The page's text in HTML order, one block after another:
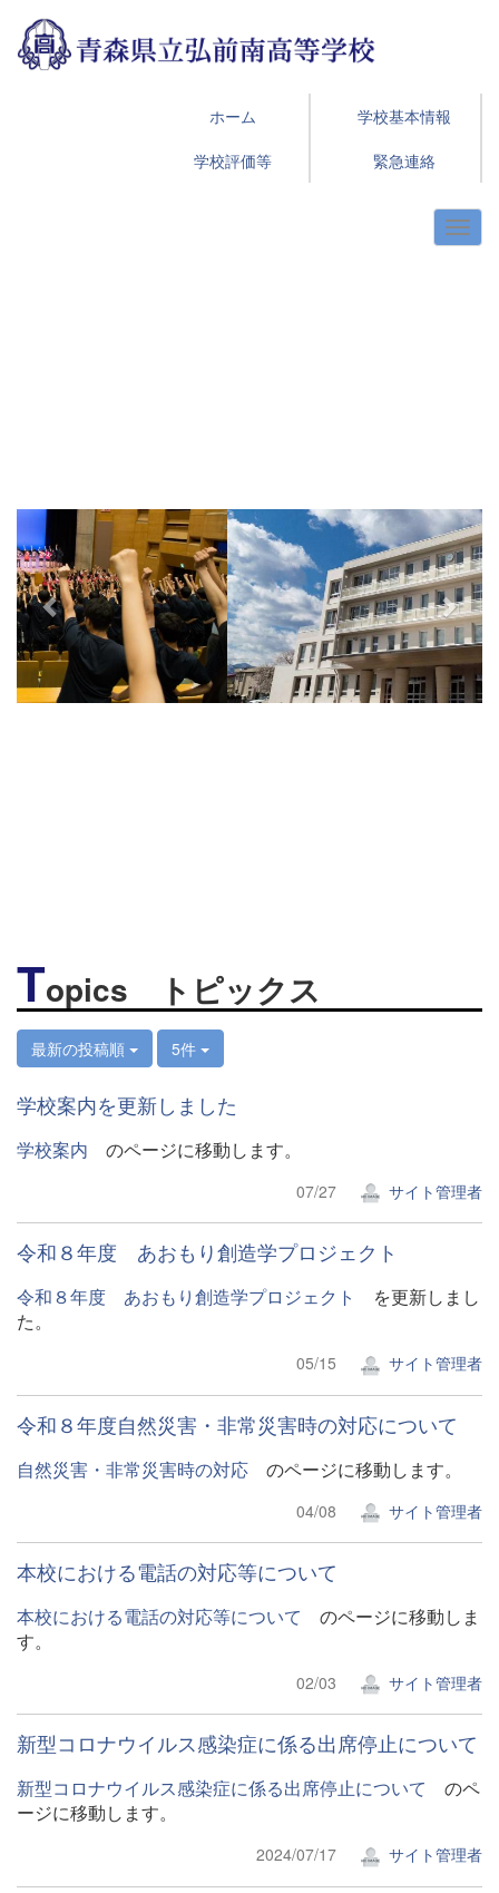
ホーム
学校基本情報
学校評価等
緊急連絡
s
Topics トピックス
最新の投稿順 5件
学校案内を更新しました
学校案内 のページに移動します。
07/27 サイト管理者
令和８年度 あおもり創造学プロジェクト
令和８年度 あおもり創造学プロジェクト
を更新しまし
た。
05/15 サイト管理者
令和８年度自然災害・非常災害時の対応について
自然災害・非常災害時の対応 のページに移動します。
04/08 サイト管理者
本校における電話の対応等について
本校における電話の対応等について のページに移動しま
す。
02/03 サイト管理者
新型コロナウイルス感染症に係る出席停止について
新型コロナウイルス感染症に係る出席停止について のペ
ージに移動します。
2024/07/17 サイト管理者